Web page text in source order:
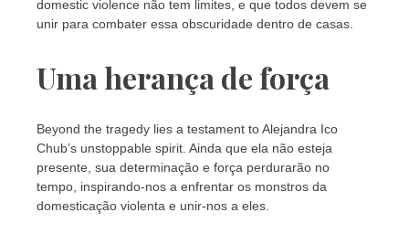
domestic violence não tem limites, e que todos devem se
unir para combater essa obscuridade dentro de casas.
Uma herança de força
Beyond the tragedy lies a testament to Alejandra Ico
Chub’s unstoppable spirit. Ainda que ela não esteja
presente, sua determinação e força perdurarão no
tempo, inspirando-nos a enfrentar os monstros da
domesticação violenta e unir-nos a eles.